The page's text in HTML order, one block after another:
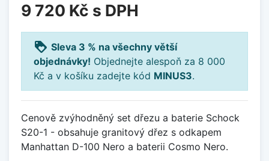
9 720 Kč s DPH
loyalty Sleva 3 % na všechny větší
objednávky! Objednejte alespoň za 8 000
Kč a v košíku zadejte kód MINUS3.
Cenově zvýhodněný set dřezu a baterie Schock
S20-1 - obsahuje granitový dřez s odkapem
Manhattan D-100 Nero a baterii Cosmo Nero.